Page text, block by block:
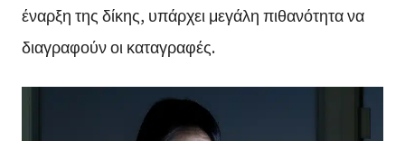
έναρξη της δίκης, υπάρχει μεγάλη πιθανότητα να
διαγραφούν οι καταγραφές.